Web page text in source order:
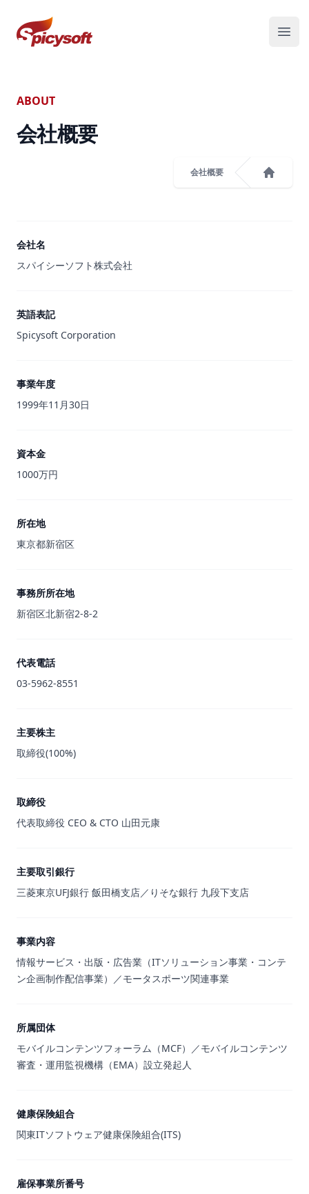
スパイシーソフト株式会社
メニ
ABOUT
会社概要
会社概要
会社名
スパイシーソフト株式会社
英語表記
Spicysoft Corporation
事業年度
1999年11月30日
資本金
1000万円
所在地
東京都新宿区
事務所所在地
新宿区北新宿2-8-2
代表電話
03-5962-8551
主要株主
取締役(100%)
取締役
代表取締役 CEO & CTO 山田元康
主要取引銀行
三菱東京UFJ銀行 飯田橋支店／りそな銀行 九段下支店
事業内容
情報サービス・出版・広告業（ITソリューション事業・コンテ
ン企画制作配信事業）／モータスポーツ関連事業
所属団体
モバイルコンテンツフォーラム（MCF）／モバイルコンテンツ
審査・運用監視機構（EMA）設立発起人
健康保険組合
関東ITソフトウェア健康保険組合(ITS)
雇保事業所番号